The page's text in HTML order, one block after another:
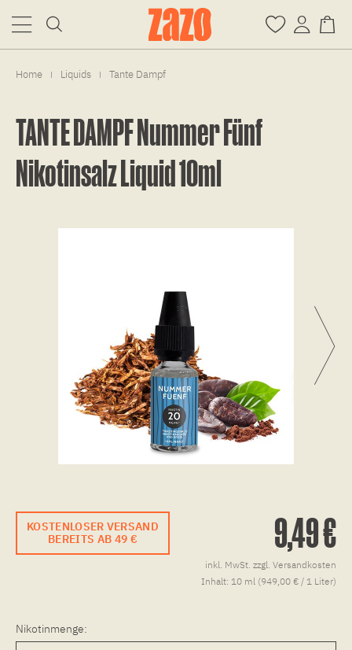
Home | Liquids | Tante Dampf
TANTE DAMPF Nummer Fünf
Nikotinsalz Liquid 10ml
KOSTENLOSER VERSAND
BEREITS AB 49 €
9,49 €
inkl. MwSt. zzgl. Versandkosten
Inhalt: 10 ml (949,00 € / 1 Liter)
Nikotinmenge: